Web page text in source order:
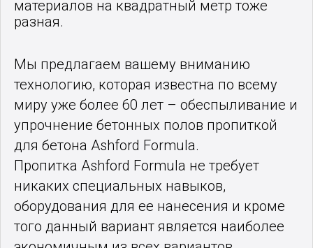
материалов на квадратный метр тоже
разная.
Мы предлагаем вашему вниманию
технологию, которая известна по всему
миру уже более 60 лет – обеспыливание и
упрочнение бетонных полов пропиткой
для бетона Ashford Formula.
Пропитка Ashford Formula не требует
никаких специальных навыков,
оборудования для ее нанесения и кроме
того данный вариант является наиболее